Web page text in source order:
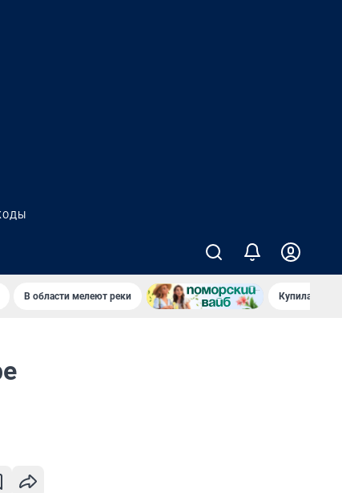
В области мелеют реки Купила